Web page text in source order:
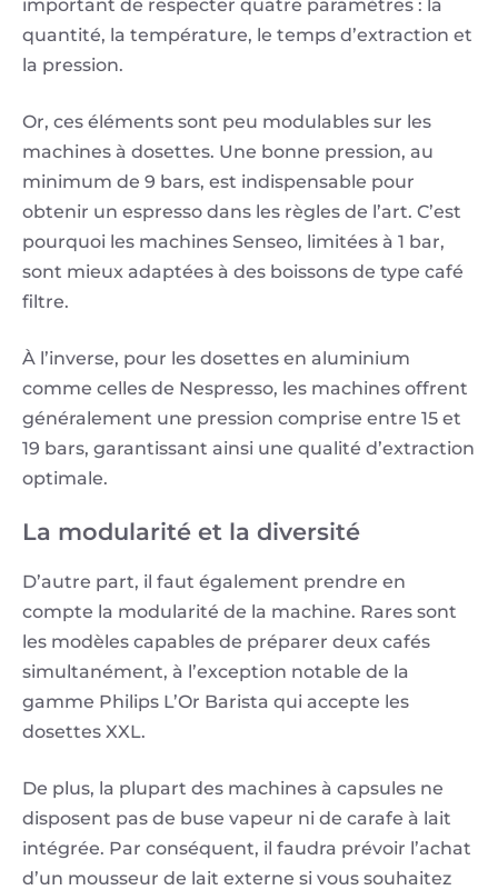
important de respecter quatre paramètres : la
quantité, la température, le temps d’extraction et
la pression.
Or, ces éléments sont peu modulables sur les
machines à dosettes. Une bonne pression, au
minimum de 9 bars, est indispensable pour
obtenir un espresso dans les règles de l’art. C’est
pourquoi les machines Senseo, limitées à 1 bar,
sont mieux adaptées à des boissons de type café
filtre.
À l’inverse, pour les dosettes en aluminium
comme celles de Nespresso, les machines offrent
généralement une pression comprise entre 15 et
19 bars, garantissant ainsi une qualité d’extraction
optimale.
La modularité et la diversité
D’autre part, il faut également prendre en
compte la modularité de la machine. Rares sont
les modèles capables de préparer deux cafés
simultanément, à l’exception notable de la
gamme Philips L’Or Barista qui accepte les
dosettes XXL.
De plus, la plupart des machines à capsules ne
disposent pas de buse vapeur ni de carafe à lait
intégrée. Par conséquent, il faudra prévoir l’achat
d’un mousseur de lait externe si vous souhaitez